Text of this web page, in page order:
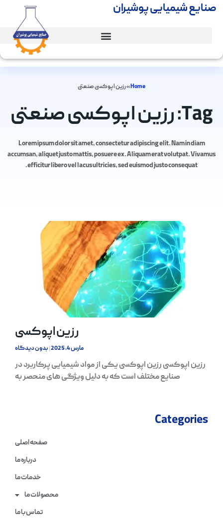
صنایع شیمیایی پوشیران
Home
»رزین اپوکسی صنعتی
Tag: رزین اپوکسی صنعتی
Lorem ipsum dolor sit amet, consectetur adipiscing elit. Nam in diam
accumsan, aliquet justo mattis, posuere ex. Aliquam erat volutpat. Vivamus
efficitur libero vel lacus ultricies, sed euismod justo consequat.
رزین اپوکسی
مارس 4, 2025 بدون دیدگاه
رزین اپوکسی رزین اپوکسی یکی از مواد شیمیایی پرکاربرد در
صنایع مختلف است که به دلیل ویژگی‌ های منحصر به
Categories
صفحه اصلی
درباره ما
خدمات ما
محصولات ما
تماس با ما